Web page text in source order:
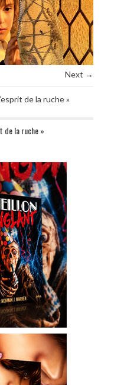
Next →
de la ruche »
de la ruche »